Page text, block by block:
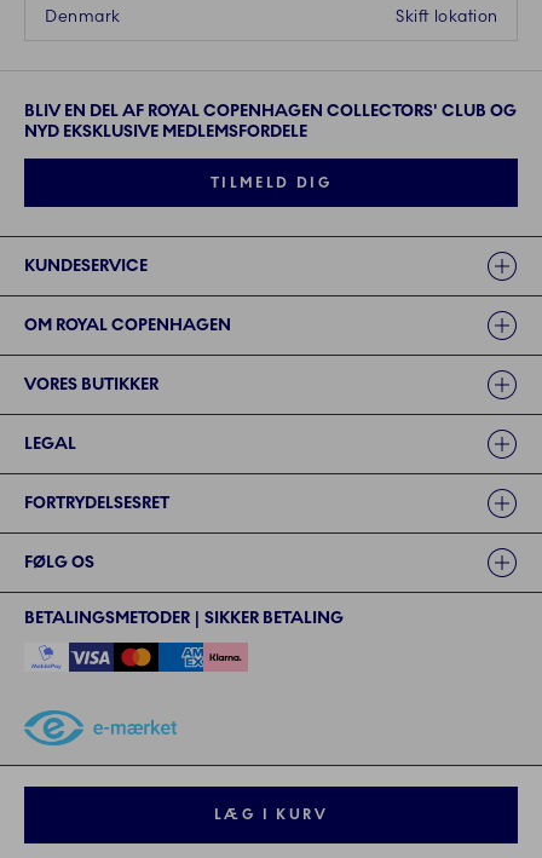
LÆG I KURV
Skift lokation
Denmark
BLIV EN DEL AF ROYAL COPENHAGEN COLLECTORS' CLUB OG
NYD EKSKLUSIVE MEDLEMSFORDELE
TILMELD DIG
KUNDESERVICE
OM ROYAL COPENHAGEN
VORES BUTIKKER
LEGAL
FORTRYDELSESRET
FØLG OS
BETALINGSMETODER | SIKKER BETALING